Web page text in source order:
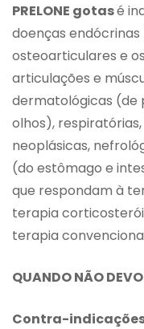
PRELONE gotasé
doenças
osteoarticulares e
articulações e
dermatológicas (de
olhos),
neoplásicas,
(do estômago e
que respondam à
terapia
terapia
QUANDO NÃO
Contra-